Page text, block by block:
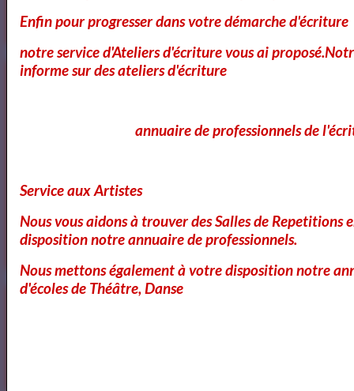
<a href="http://www.artquid.com" title="ArtQuid, The Art World
alt="ArtQuid" /></a>
Goodreads
Annuaires des Cours et ateliers d'ecriture Paris
Enfin pour progresser dans votre démarche d'écriture
notre service d'Ateliers d'écriture vous ai
informe sur des ateliers d'écriture
annuaire de professionnels de
Service aux Artistes
Nous vous aidons à trouver des Salles de Repetitions
disposition notre annuaire de professionnels.
Nous mettons également à votre disposition notre
d'écoles de Théâtre, Danse